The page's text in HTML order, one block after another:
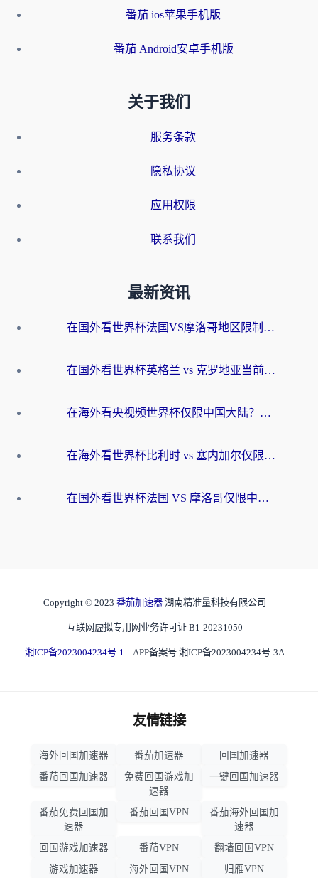
番茄 ios苹果手机版
番茄 Android安卓手机版
关于我们
服务条款
隐私协议
应用权限
联系我们
最新资讯
在国外看世界杯法国VS摩洛哥地区限制？这篇指南让你流畅看中文解说无压力
在国外看世界杯英格兰 vs 克罗地亚当前地区不可播放？这篇指南帮你搞定所有海外观赛难题
在海外看央视频世界杯仅限中国大陆？这篇指南帮你解锁中文解说+无卡顿直播
在海外看世界杯比利时 vs 塞内加尔仅限中国大陆？我找到了最流畅的中文解说之路
在国外看世界杯法国 VS 摩洛哥仅限中国大陆？海外党这样看中文解说赛事不卡顿
Copyright © 2023 番茄加速器 湖南精准量科技有限公司
互联网虚拟专用网业务许可证 B1-20231050
湘ICP备2023004234号-1 APP备案号 湘ICP备2023004234号-3A
友情链接
海外回国加速器 番茄加速器
回国加速器
番茄回国加速器
免费回国游戏加
速器
一键回国加速器
番茄免费回国加
速器
番茄回国VPN
番茄海外回国加
速器
回国游戏加速器
番茄VPN
翻墙回国VPN
游戏加速器
海外回国VPN 归雁VPN